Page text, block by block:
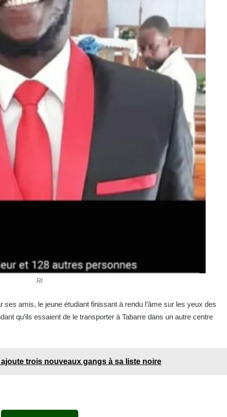
RI
amis, le jeune étudiant finissant à rendu l’âme sur les yeux des
qu’ils essaient de le transporter à Tabarre dans un autre centre
ajoute trois nouveaux gangs à sa liste noire